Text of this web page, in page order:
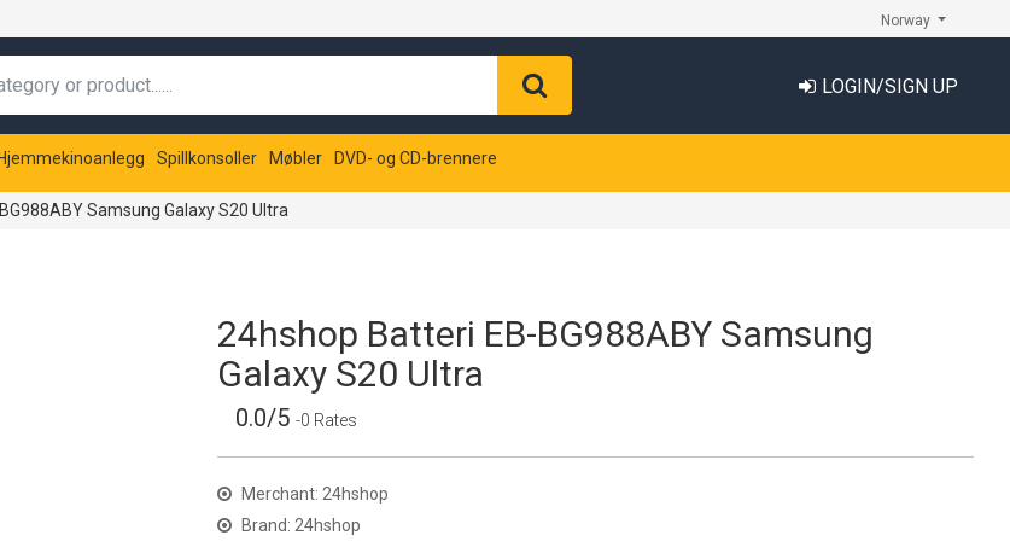
Norway
LOGIN/SIGN UP
Hjemmekinoanlegg Spillkonsoller Møbler DVD- og CD-brennere
Samsung Galaxy S20 Ultra
24hshop Batteri EB-BG988ABY Samsung
Galaxy S20 Ultra
0.0/5 -0 Rates
Merchant: 24hshop
Brand: 24hshop